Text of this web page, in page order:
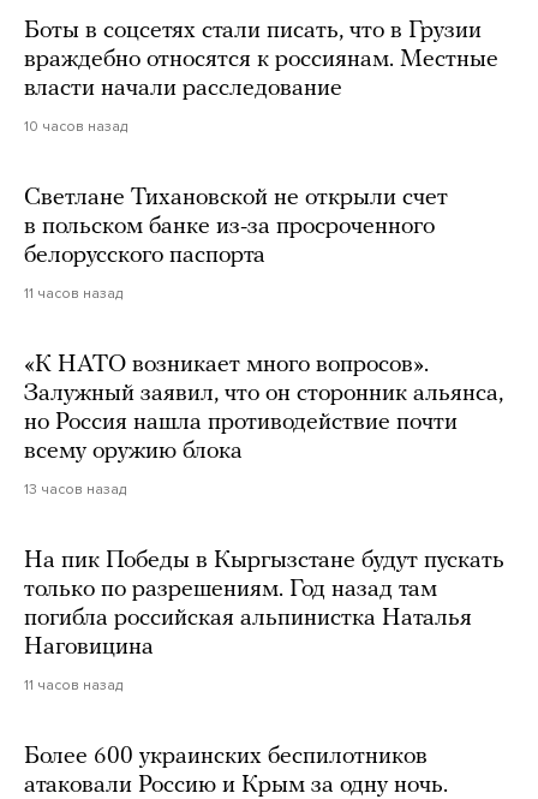
Боты в соцсетях стали писать, что в Грузии
враждебно относятся к россиянам. Местные
власти начали расследование
10 часов назад
Светлане Тихановской не открыли счет
в польском банке из-за просроченного
белорусского паспорта
11 часов назад
«К НАТО возникает много вопросов».
Залужный заявил, что он сторонник альянса,
но Россия нашла противодействие почти
всему оружию блока
13 часов назад
На пик Победы в Кыргызстане будут пускать
только по разрешениям. Год назад там
погибла российская альпинистка Наталья
Наговицина
11 часов назад
Более 600 украинских беспилотников
атаковали Россию и Крым за одну ночь.